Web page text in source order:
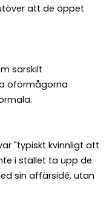
att de öppet
särskilt
oförmågorna
"typiskt kvinnligt att
i stället ta upp de
sin affärsidé, utan